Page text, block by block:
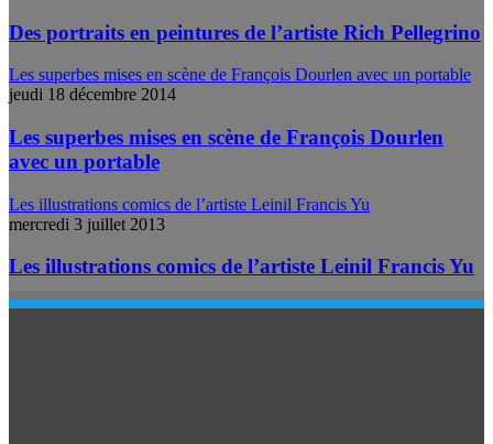
Des portraits en peintures de l’artiste Rich Pellegrino
Les superbes mises en scène de François Dourlen avec un portable
jeudi 18 décembre 2014
Les superbes mises en scène de François Dourlen
avec un portable
Les illustrations comics de l’artiste Leinil Francis Yu
mercredi 3 juillet 2013
Les illustrations comics de l’artiste Leinil Francis Yu